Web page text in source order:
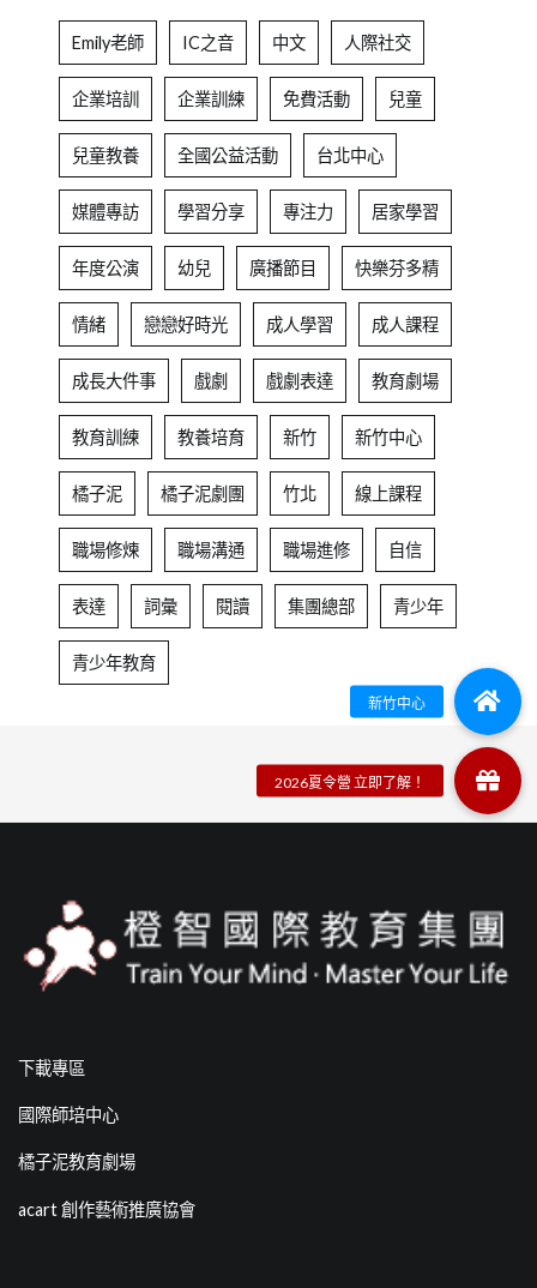
Emily老師 IC之音 中文 人際社交
企業培訓 企業訓練 免費活動 兒童
兒童教養 全國公益活動 台北中心
媒體專訪 學習分享 專注力 居家學習
年度公演 幼兒 廣播節目 快樂芬多精
情緒 戀戀好時光 成人學習 成人課程
成長大件事 戲劇 戲劇表達 教育劇場
教育訓練 教養培育 新竹 新竹中心
橘子泥 橘子泥劇團 竹北 線上課程
職場修煉 職場溝通 職場進修 自信
表達 詞彙 閱讀 集團總部 青少年
青少年教育
下載專區
國際師培中心
橘子泥教育劇場
acart 創作藝術推廣協會